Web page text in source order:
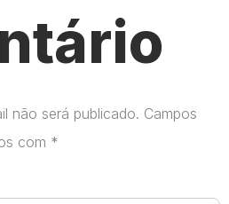
não será publicado. Campos
com *